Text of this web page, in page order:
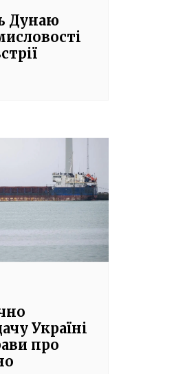
Дунаю
Україні
про